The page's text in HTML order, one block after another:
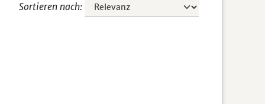
Sortieren nach